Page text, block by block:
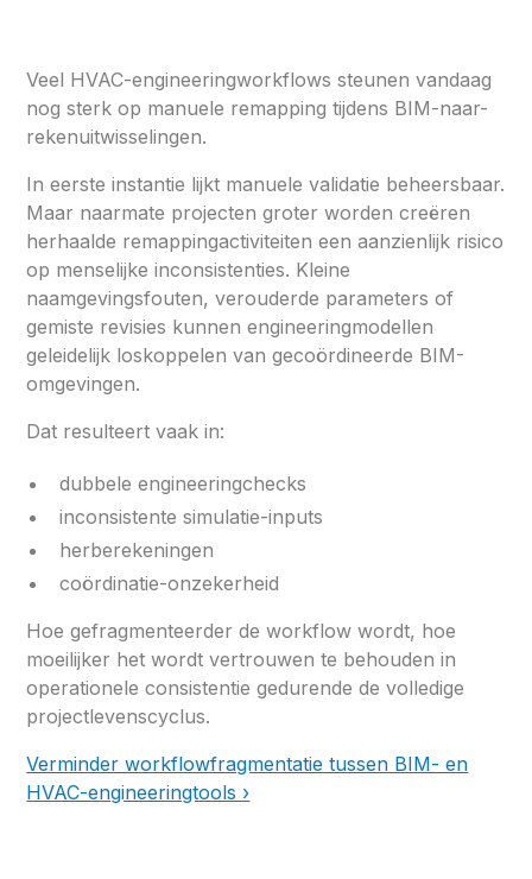
Veel HVAC-engineeringworkflows steunen vandaag
nog sterk op manuele remapping tijdens BIM-naar-
rekenuitwisselingen.
In eerste instantie lijkt manuele validatie beheersbaar.
Maar naarmate projecten groter worden creëren
herhaalde remappingactiviteiten een aanzienlijk risico
op menselijke inconsistenties. Kleine
naamgevingsfouten, verouderde parameters of
gemiste revisies kunnen engineeringmodellen
geleidelijk loskoppelen van gecoördineerde BIM-
omgevingen.
Dat resulteert vaak in:
dubbele engineeringchecks
inconsistente simulatie-inputs
herberekeningen
coördinatie-onzekerheid
Hoe gefragmenteerder de workflow wordt, hoe
moeilijker het wordt vertrouwen te behouden in
operationele consistentie gedurende de volledige
projectlevenscyclus.
Verminder workflowfragmentatie tussen BIM- en
HVAC-engineeringtools ›